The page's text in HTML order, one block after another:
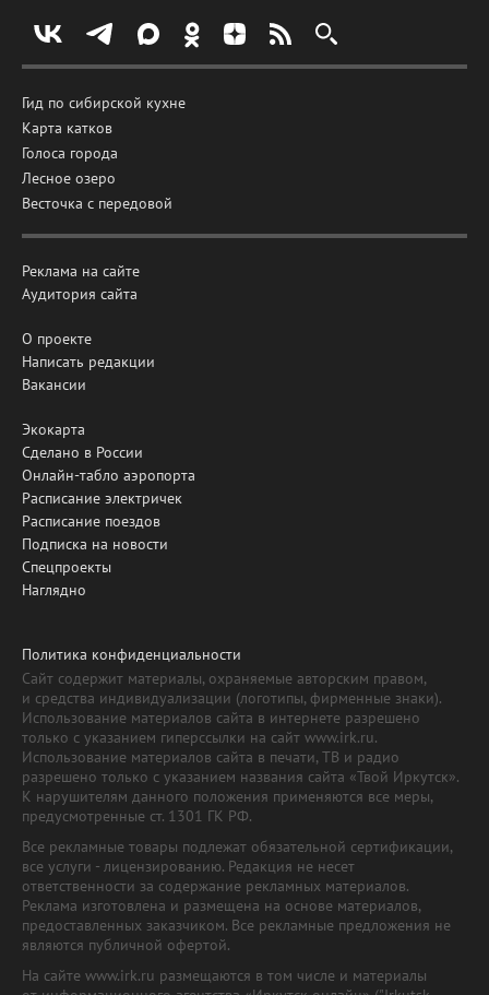
Гид по сибирской кухне
Карта катков
Голоса города
Лесное озеро
Весточка с передовой
Реклама на сайте
Аудитория сайта
О проекте
Написать редакции
Вакансии
Экокарта
Сделано в России
Онлайн-табло аэропорта
Расписание электричек
Расписание поездов
Подписка на новости
Спецпроекты
Наглядно
Политика конфиденциальности
Сайт содержит материалы, охраняемые авторским правом,
и средства индивидуализации (логотипы, фирменные знаки).
Использование материалов сайта в интернете разрешено
только с указанием гиперссылки на сайт www.irk.ru.
Использование материалов сайта в печати, ТВ и радио
разрешено только с указанием названия сайта «Твой Иркутск».
К нарушителям данного положения применяются все меры,
предусмотренные ст. 1301 ГК РФ.
Все рекламные товары подлежат обязательной сертификации,
все услуги - лицензированию. Редакция не несет
ответственности за содержание рекламных материалов.
Реклама изготовлена и размещена на основе материалов,
предоставленных заказчиком. Все рекламные предложения не
являются публичной офертой.
На сайте www.irk.ru размещаются в том числе и материалы